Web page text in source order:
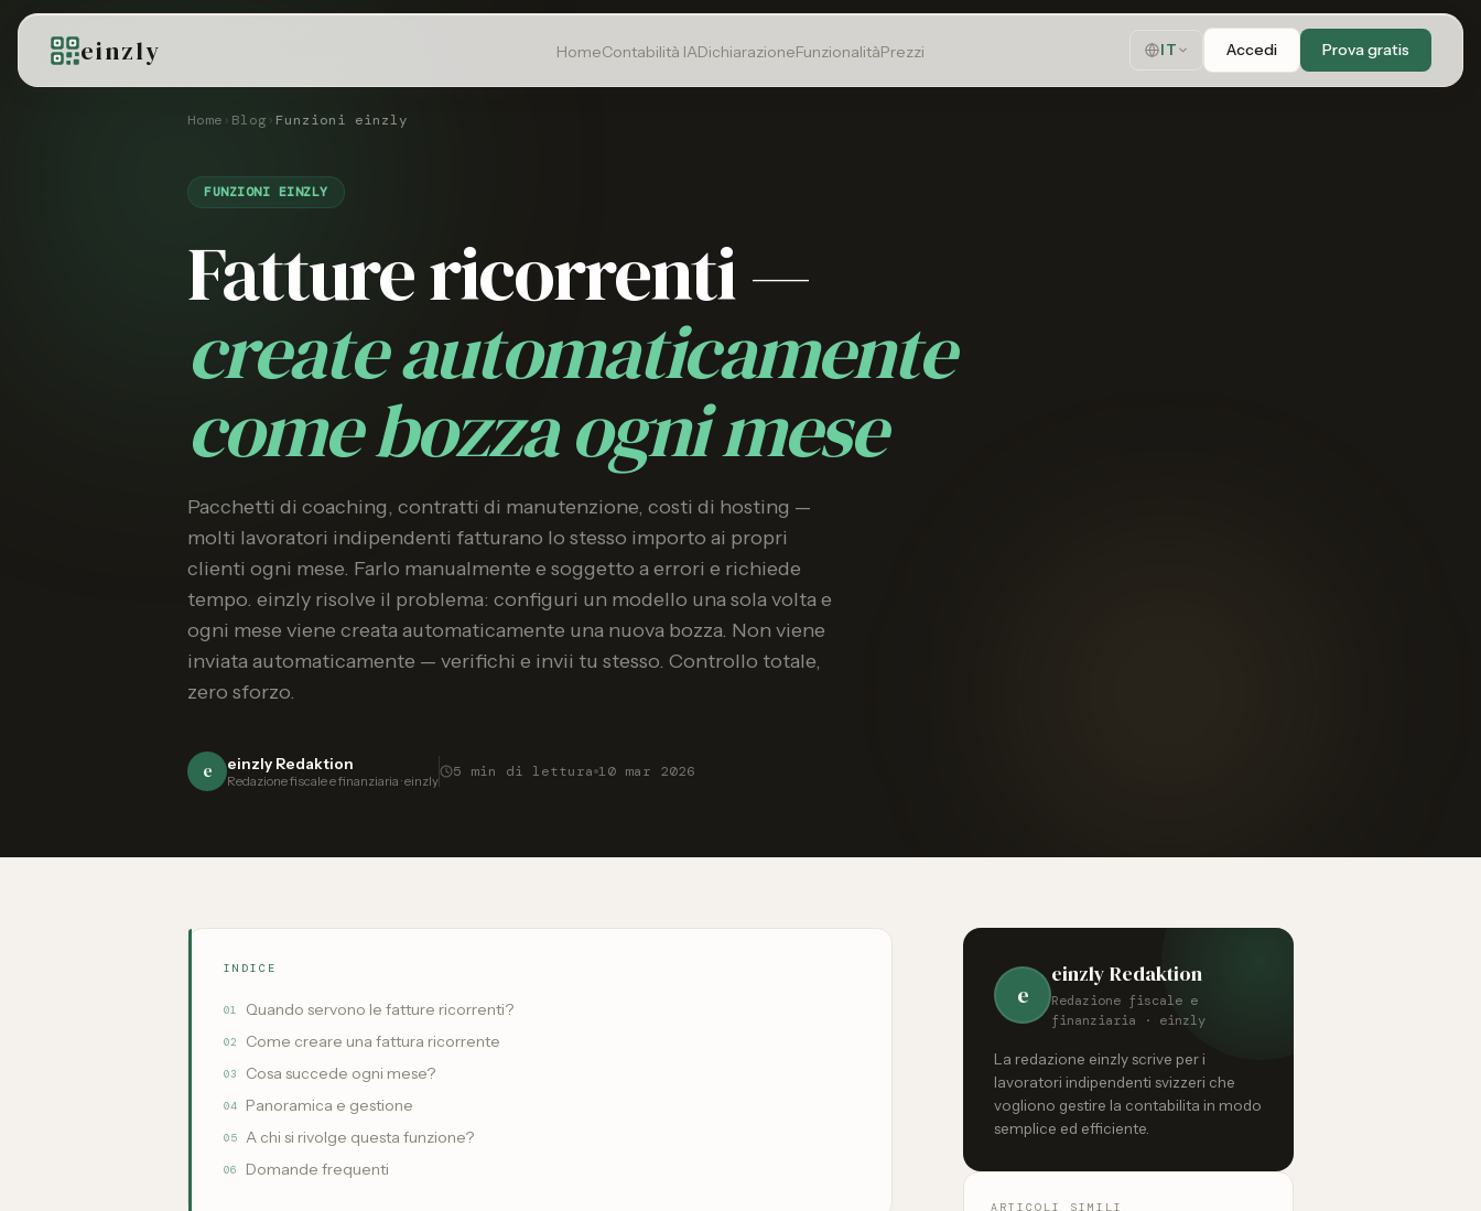
einzly HomeContabilità IADichiarazioneFunzionalitàPrezzi IT Accedi Prova gratis
Home › Blog› Funzioni einzly
FUNZIONI EINZLY
Fatture ricorrenti —
create automaticamente
come bozza ogni mese
Pacchetti di coaching, contratti di manutenzione, costi di hosting —
molti lavoratori indipendenti fatturano lo stesso importo ai propri
clienti ogni mese. Farlo manualmente e soggetto a errori e richiede
tempo. einzly risolve il problema: configuri un modello una sola volta e
ogni mese viene creata automaticamente una nuova bozza. Non viene
inviata automaticamente — verifichi e invii tu stesso. Controllo totale,
zero sforzo.
e einzly Redaktion
Redazione fiscale e finanziaria · einzly
5 min di lettura 10 mar 2026
INDICE
01 Quando servono le fatture ricorrenti?
02 Come creare una fattura ricorrente
03 Cosa succede ogni mese?
04 Panoramica e gestione
05 A chi si rivolge questa funzione?
06 Domande frequenti
e
einzly Redaktion
Redazione fiscale e
finanziaria · einzly
La redazione einzly scrive per i
lavoratori indipendenti svizzeri che
vogliono gestire la contabilita in modo
semplice ed efficiente.
ARTICOLI SIMILI